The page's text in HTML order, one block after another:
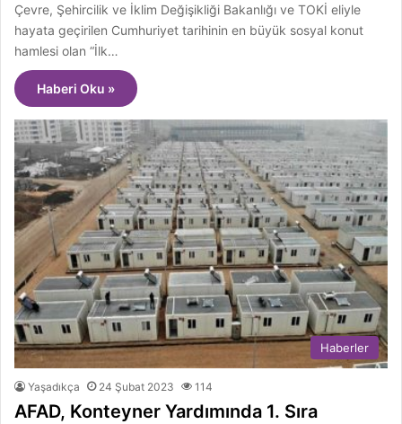
Çevre, Şehircilik ve İklim Değişikliği Bakanlığı ve TOKİ eliyle
hayata geçirilen Cumhuriyet tarihinin en büyük sosyal konut
hamlesi olan “İlk…
Haberi Oku »
Haberler
Yaşadıkça 24 Şubat 2023 114
AFAD, Konteyner Yardımında 1. Sıra